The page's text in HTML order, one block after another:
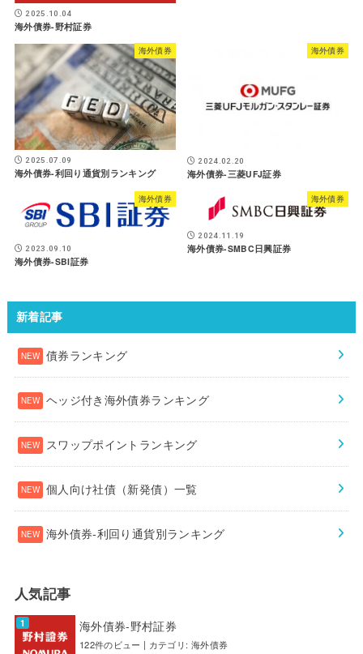
2025.10.04
海外債券-野村証券
海外債券
2025.07.09
海外債券-利回り通貨別ランキング
海外債券
2024.02.20
海外債券-三菱UFJ証券
海外債券
2023.09.10
海外債券-SBI証券
海外債券
2024.11.19
海外債券-SMBC日興証券
新着記事
債券ランキング
ヘッジ付き海外債券ランキング
スワップポイントランキング
個人向け社債（新発債）一覧
海外債券-利回り通貨別ランキング
人気記事
海外債券-野村証券
122件のビュー | カテゴリ: 海外債券